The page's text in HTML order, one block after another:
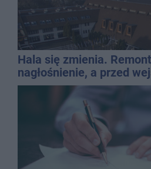
Hala się zmienia.
nagłośnienie, a przed
QEMETICA ARENA